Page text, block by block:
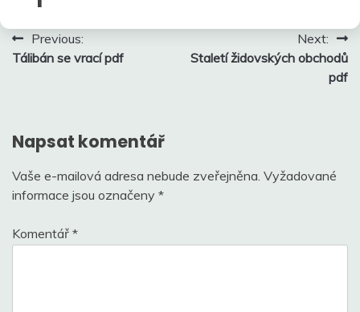
Navigace
pro
Previous:
Tálibán se vrací pdf
Next:
Staletí židovských obchodů
pdf
Napsat komentář
Vaše e-mailová adresa nebude zveřejněna. Vyžadované
informace jsou označeny *
Komentář *